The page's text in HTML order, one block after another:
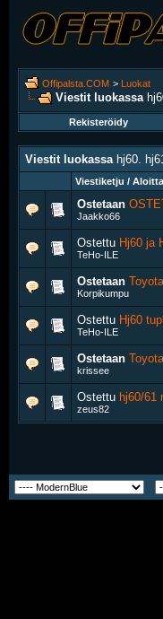
Offipalsta.COM > Luokat
Viestit luokassa
Rekisteröidy
Viestit luokassa hj60.
Viestiketju /
Ostetaan
Jaakko66
Ostettu Hj60 ja
TeHo-ILE
Ostetaan
Korpikumpu
Ostettu Hj60
TeHo-ILE
Ostetaan
krissee
Ostettu hj60/61
zeus82